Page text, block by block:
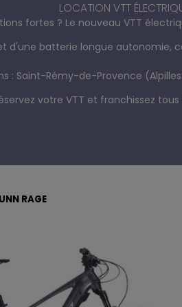
LOCATION VTT
fortes ? Le nouveau VTT
d'une batterie longue autonomie,
: Saint-Rémy-de-Provence
votre VTT et franchissez
RAGE